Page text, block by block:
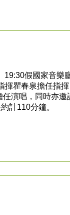
假國家音樂
瞿春泉擔任指
演唱，同時亦邀
計110分鐘。